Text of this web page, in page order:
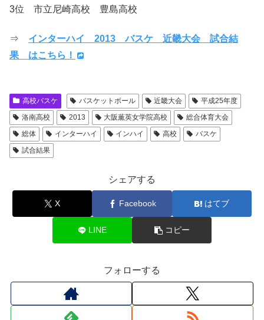
3位 市立尼崎高校 豊島高校
⇒ インターハイ 2013 バスケ 近畿大会 試合結
果 はこちら！
高校バスケ バスケットボール 近畿大会
平成25年度
洛南高校
2013 大阪薫英女学院高校
総合体育大会
総体
インターハイ インハイ 高校
バスケ
試合結果
シェアする
X Facebook はてブ
LINE コピー
フォローする